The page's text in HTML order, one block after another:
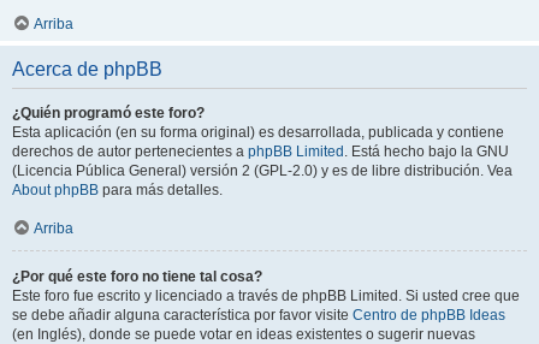
Arriba
Acerca de phpBB
¿Quién programó este foro?
Esta aplicación (en su forma original) es desarrollada, publicada y contiene
derechos de autor pertenecientes a phpBB Limited . Está hecho bajo la GNU
(Licencia Pública General) versión 2 (GPL-2.0) y es de libre distribución. Vea
About phpBB para más detalles.
Arriba
¿Por qué este foro no tiene tal cosa?
Este foro fue escrito y licenciado a través de phpBB Limited. Si usted cree que
se debe añadir alguna característica por favor visite Centro de phpBB Ideas
(en Inglés), donde se puede votar en ideas existentes o sugerir nuevas